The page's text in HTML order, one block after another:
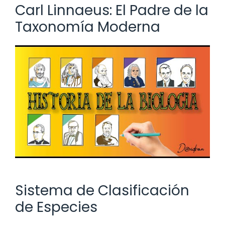
Carl Linnaeus: El Padre de la
Taxonomía Moderna
Sistema de Clasificación
de Especies